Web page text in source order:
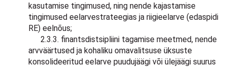
kasutamise tingimused, ning nende kajastamise
tingimused eelarvestrateegias ja riigieelarve (edaspidi
RE) eelnõus;
2.3.3. finantsdistsipliini tagamise meetmed, nende
arvväärtused ja kohaliku omavalitsuse üksuste
konsolideeritud eelarve puudujäägi või ülejäägi suurus